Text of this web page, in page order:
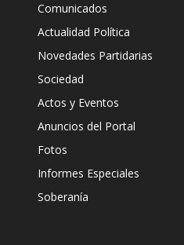
Comunicados
Actualidad Política
Novedades Partidarias
Sociedad
Actos y Eventos
Anuncios del Portal
Fotos
Informes Especiales
Soberanía